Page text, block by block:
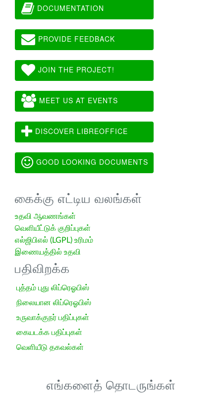
DOCUMENTATION
PROVIDE FEEDBACK
JOIN THE PROJECT!
MEET US AT EVENTS
DISCOVER LIBREOFFICE
GOOD LOOKING DOCUMENTS
கைக்கு எட்டிய வலங்கள்
உதவி ஆவணங்கள்
வெளியீட்டுக் குறிப்புகள்
எல்ஜிபிஎல் (LGPL) உரிமம்
இணையத்தில் உதவி
பதிவிறக்க
புத்தம் புது லிப்ரெஓபிஸ்
நிலையான லிப்ரெஓபிஸ்
உருவாக்குநர் பதிப்புகள்
கையடக்க பதிப்புகள்
வெளியீடு தகவல்கள்
எங்களைத் தொடருங்கள்